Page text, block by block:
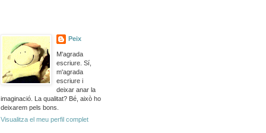
Peix
M'agrada
escriure. Sí,
m'agrada
escriure i
deixar anar la
imaginació. La qualitat? Bé, això ho
deixarem pels bons.
Visualitza el meu perfil complet